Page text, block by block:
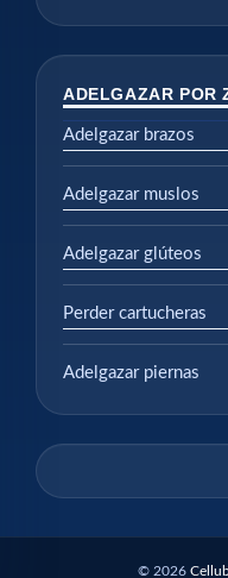
ADELGAZAR POR
Adelgazar brazos
Adelgazar muslos
Adelgazar glúteos
Perder cartucheras
Adelgazar piernas
© 2026